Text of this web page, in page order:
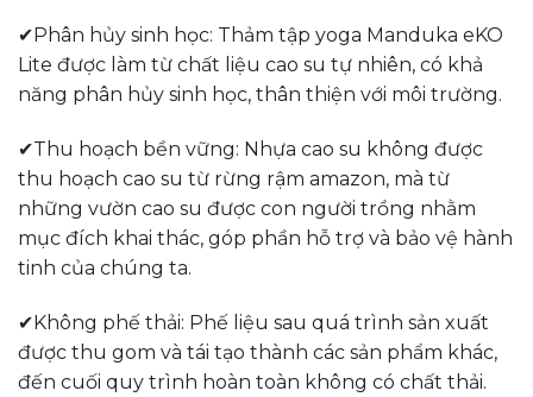
✔Phân hủy sinh học: Thảm tập yoga Manduka eKO
Lite được làm từ chất liệu cao su tự nhiên, có khả
năng phân hủy sinh học, thân thiện với môi trường.
✔Thu hoạch bền vững: Nhựa cao su không được
thu hoạch cao su từ rừng rậm amazon, mà từ
những vườn cao su được con người trồng nhằm
mục đích khai thác, góp phần hỗ trợ và bảo vệ hành
tinh của chúng ta.
✔Không phế thải: Phế liệu sau quá trình sản xuất
được thu gom và tái tạo thành các sản phẩm khác,
đến cuối quy trình hoàn toàn không có chất thải.